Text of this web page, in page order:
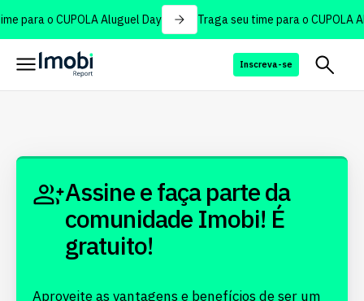
para o CUPOLA Aluguel Day Traga seu time para o CUPOLA
Inscreva-se
Assine e faça parte da
comunidade Imobi! É
gratuito!
Aproveite as vantagens e benefícios de ser um